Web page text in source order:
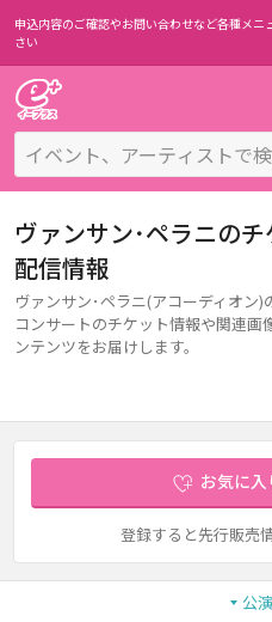
申込内容のご確認やお問い合わせなど各種メニ
さい
ヴァンサン･ペラニのチ
配信情報
ヴァンサン･ペラニ(アコーディオン)
コンサートのチケット情報や関連画
ンテンツをお届けします。
お気に
登録すると先行販売
公